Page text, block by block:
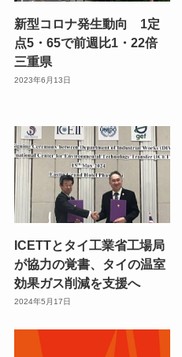
新型コロナ発生動向 1定
点5・65で前週比1・22倍
三重県
2023年6月13日
ICETTとタイ工業省工場局
が協力の覚書、タイの温室
効果ガス削減を支援へ
2024年5月17日